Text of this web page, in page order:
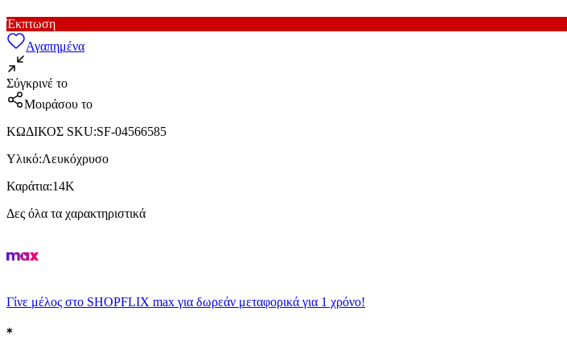
Έκπτωση
Αγαπημένα
Σύγκρινέ το
Μοιράσου το
ΚΩΔΙΚΟΣ SKU:SF-04566585
Υλικό:Λευκόχρυσο
Καράτια:14Κ
Δες όλα τα χαρακτηριστικά
Γίνε μέλος στο SHOPFLIX max για δωρεάν μεταφορικά για 1 χρόνο!